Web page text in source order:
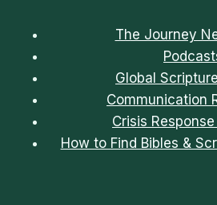
The Journey
Global
Communication
Crisis
How to Find Bibles &